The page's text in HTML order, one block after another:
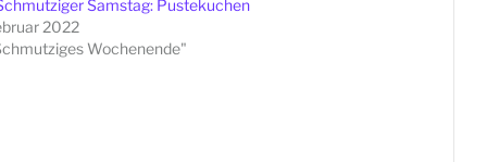
Samstag: Pustekuchen
2022
Wochenende"